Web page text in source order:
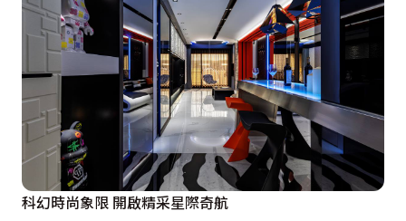
科幻時尚象限 開啟精采星際奇航